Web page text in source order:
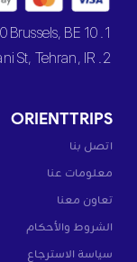
1. 10 Rue d’Albanie, 1060 Brussels, BE
2. L2, 141 Taleghani St, Tehran, IR
ORIENTTRIPS
اتصل بنا
معلومات عنا
تعاون معنا
الشروط والأحكام
سياسة الاسترجاع